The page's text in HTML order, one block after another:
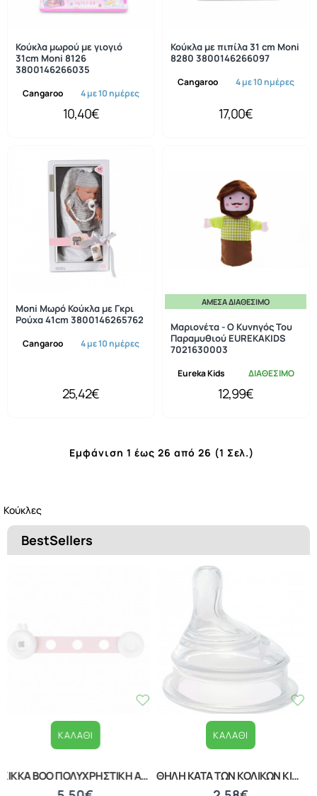
Κούκλες
Cangaroo 4 με 10 ημέρες
Κούκλα μωρού με γιογιό
31cm Moni 8126
3800146266035
10,40€
Cangaroo 4 με 10 ημέρες
Κούκλα με πιπίλα 31 cm Moni
8280 3800146266097
17,00€
Cangaroo 4 με 10 ημέρες
Moni Μωρό Κούκλα με Γκρι
Ρούχα 41cm 3800146265762
25,42€
ΆΜΕΣΑ ΔΙΑΘΈΣΙΜΟ
Eureka Kids ΔΙΑΘΕΣΙΜΟ
Μαριονέτα - Ο Κυνηγός Του
Παραμυθιού EUREKAKIDS
7021630003
12,99€
Εμφάνιση 1 έως 26 από 26 (1 Σελ.)
BestSellers
ΒΡΕΦΙΚΟ ΣΦΟΥΓΓΑΡΑΚΙ ΜΠΑΝΙΟΥ WHITE 20040210001
ΚΑΛΆΘΙ
ΒΡΕΦΙΚΑ ΚΟΥΤΑΛΑΚΙΑ ΕΚΜΑΘΗΣΗΣ ΣΕΤ 2 ΤΕΜΑΧΙΩΝ LORELLI 10230480002
ΚΑΛΆΘΙ